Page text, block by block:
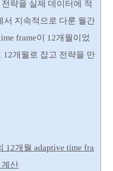
략을 실제 데이터에 적
서 지속적으로 다룬 월간
frame이 12개월이었
12개월로 잡고 전략을 만
12개월 adaptive time fra
산